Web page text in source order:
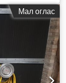
Мал оглас